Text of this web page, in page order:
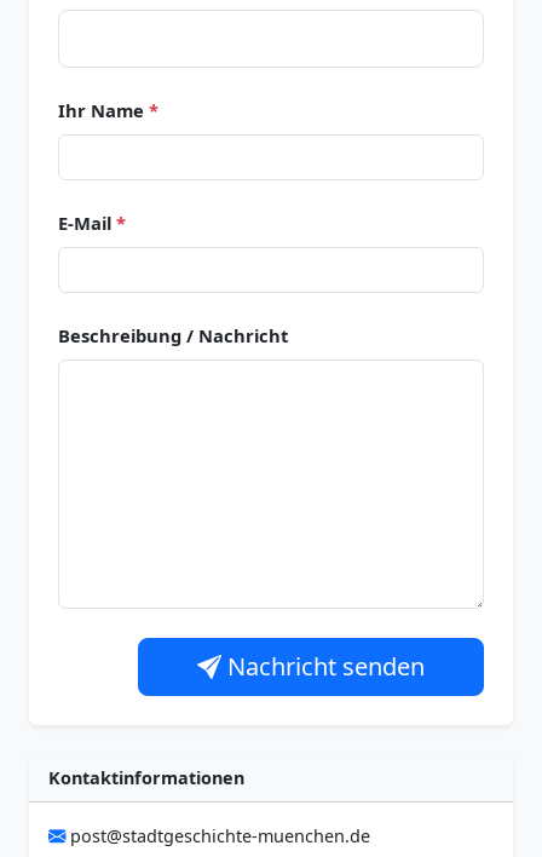
Ihr Name *
E-Mail *
Beschreibung / Nachricht
Nachricht senden
Kontaktinformationen
post@stadtgeschichte-muenchen.de